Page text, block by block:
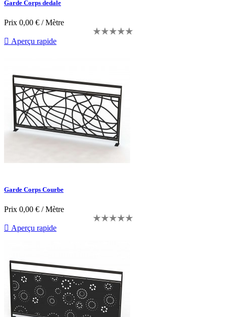
Garde Corps dedale
Prix 0,00 € / Mètre
 Aperçu rapide
Garde Corps Courbe
Prix 0,00 € / Mètre
 Aperçu rapide